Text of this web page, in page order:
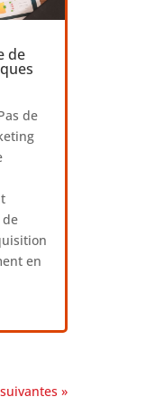
de
de
en
»